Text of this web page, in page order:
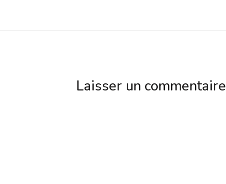
Laisser un commentaire